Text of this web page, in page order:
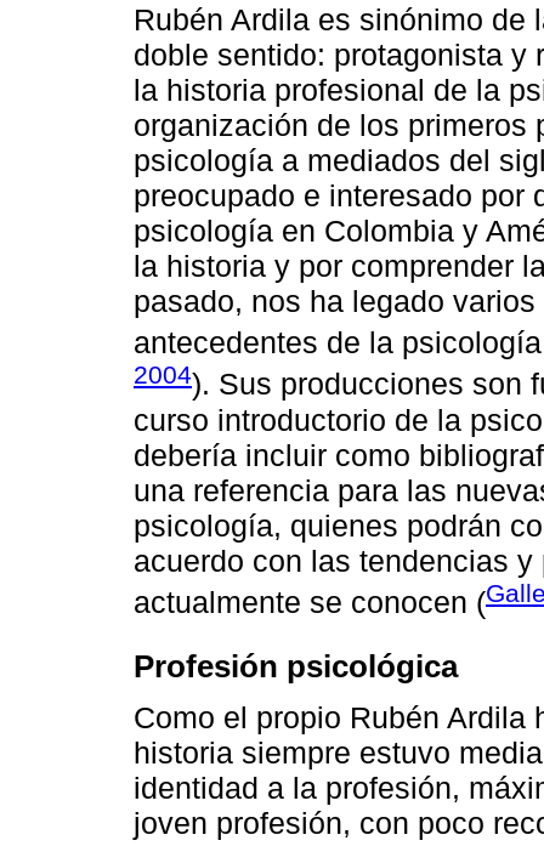
Rubén Ardila es sinónimo
doble sentido: protagonista y
la historia profesional de la
organización de los primeros
psicología a mediados del
preocupado e interesado por
psicología en Colombia y
la historia y por comprender
pasado, nos ha legado
antecedentes de la
2004). Sus producciones son
curso introductorio de la
debería incluir como
una referencia para las
psicología, quienes podrán
acuerdo con las tendencias
actualmente se conocen (
Profesión psicológica
Como el propio Rubén Ardila
historia siempre estuvo
identidad a la profesión,
joven profesión, con poco